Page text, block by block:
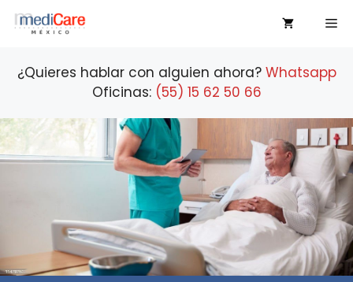
Saltar
¿Quieres hablar con alguien ahora? Whatsapp
Oficinas: (55) 15 62 50 66